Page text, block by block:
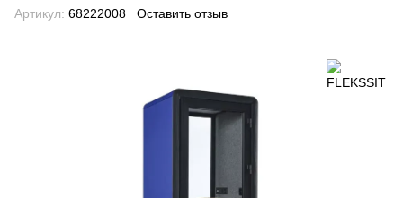
Артикул: 68222008 Оставить отзыв